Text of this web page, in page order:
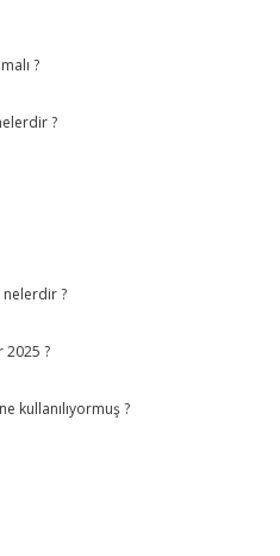
?
?
nelerdir ?
2025 ?
kullanılıyormuş ?